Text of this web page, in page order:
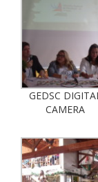
GEDSC
CAMERA